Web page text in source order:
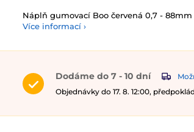
Náplň gumovací Boo červená 0,7 -
Více informací ›
Dodáme do 7 - 10 dní
Objednávky do 17. 8. 12:00,